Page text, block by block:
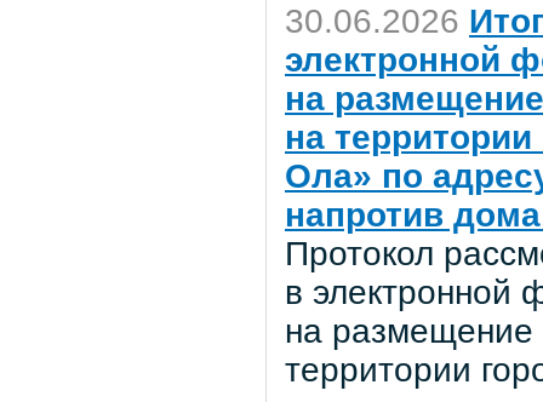
30.06.2026
электронной
на
на
Ола» по
напротив
Протокол
в электронной
на размещение
территории